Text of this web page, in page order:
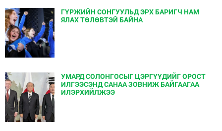
ГҮРЖИЙН СОНГУУЛЬД ЭРХ БАРИГЧ НАМ
ЯЛАХ ТӨЛӨВТЭЙ БАЙНА
УМАРД СОЛОНГОСЫГ ЦЭРГҮҮДИЙГ ОРОСТ
ИЛГЭЭСЭНД САНАА ЗОВНИЖ БАЙГААГАА
ИЛЭРХИЙЛЖЭЭ